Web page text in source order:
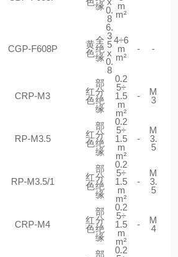
缘0.
8
m
m²
CGP-F608P
黄
色
全
绝
缘
6.
3
5
x
0.
8
4÷6
m
m²
- -
CRP-M3
红
色
部
分
绝
缘
0.2
5÷
1.5
m
m²
-
M
3
RP-M3.5
红
色
部
分
绝
缘
0.2
5÷
1.5
m
m²
-
M
3.
5
RP-M3.5/1
红
色
部
分
绝
缘
0.2
5÷
1.5
m
m²
-
M
3.
5
CRP-M4
红
色
部
分
绝
缘
0.2
5÷
1.5
m
m²
-
M
4
部
0.2